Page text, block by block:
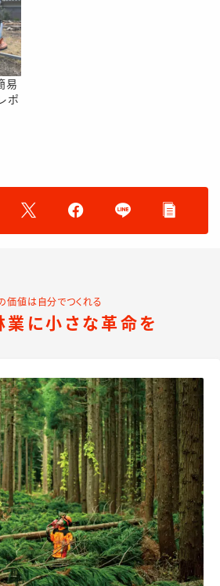
易
ポ
価値は自分でつくれる
業に小さな革命を